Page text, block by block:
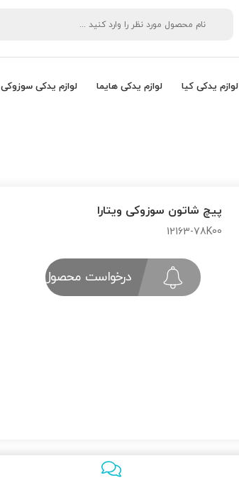
لوازم یدکی کیا لوازم یدکی هایما لوازم یدکی سوزوکی
پیچ شاتون سوزوکی ویتارا
12163-78K00
درخواست محصول